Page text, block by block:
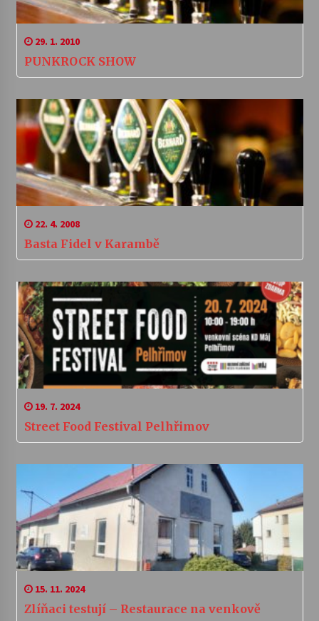
29. 1. 2010
PUNKROCK SHOW
22. 4. 2008
Basta Fidel v Karambě
19. 7. 2024
Street Food Festival Pelhřimov
15. 11. 2024
Zlíňaci testují – Restaurace na venkově